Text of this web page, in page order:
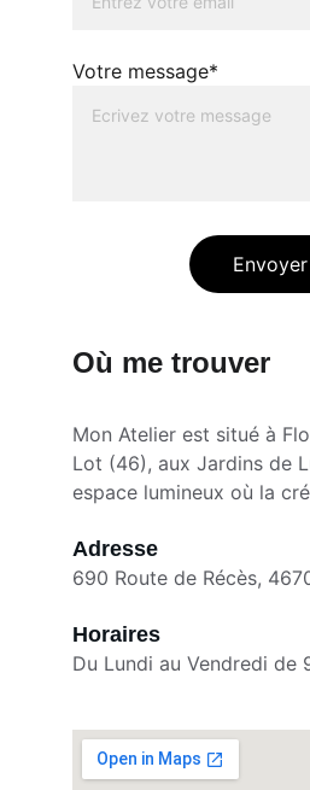
Votre message*
Envoyer
Où me trouver
Mon Atelier est situé à
Lot (46), aux Jardins de
espace lumineux où la
Adresse
690 Route de Récès,
Horaires
Du Lundi au Vendredi de